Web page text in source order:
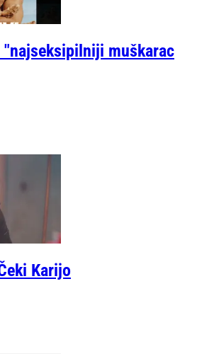
"najseksipilniji muškarac
Karijo